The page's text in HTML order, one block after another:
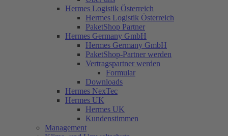
Hermes Logistik Österreich
Hermes Logistik Österreich
PaketShop Partner
Hermes Germany GmbH
Hermes Germany GmbH
PaketShop-Partner werden
Vertragspartner werden
Formular
Downloads
Hermes NexTec
Hermes UK
Hermes UK
Kundenstimmen
Management